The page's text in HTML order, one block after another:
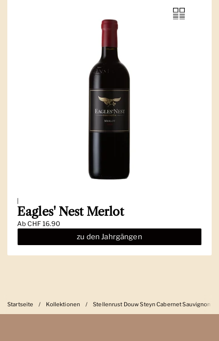
Eagles' Nest Merlot
AbCHF 16.90
zu den Jahrgängen
Startseite / Kollektionen / Stellenrust Douw Steyn Cabernet Sauvignon